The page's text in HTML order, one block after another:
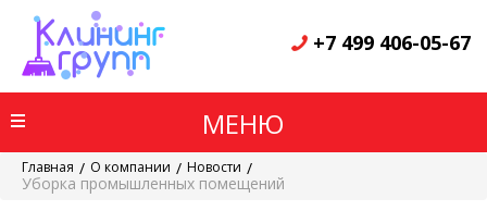
+7 499 406-05-67
МЕНЮ
Главная / О компании / Новости /
Уборка промышленных помещений